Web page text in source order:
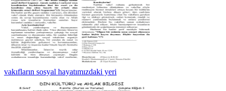
vakıfların sosyal hayatımızdaki yeri